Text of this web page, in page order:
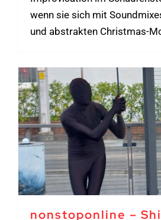
wenn sie sich mit
und abstrakten Christmas-
nonstoponline –